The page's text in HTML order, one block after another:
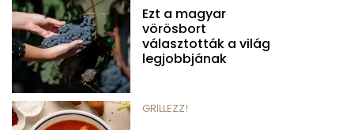
Ezt a magyar
vörösbort
választották a világ
legjobbjának
GRILLEZZ!